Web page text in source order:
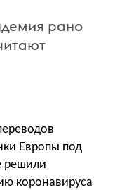
рано
Европы под
решили
коронавируса